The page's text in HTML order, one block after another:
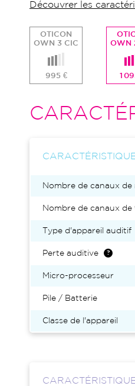
Découvrer les
OTICON
OWN 3 CIC
995 €
OWN
1
Nombre de canaux de
Nombre de canaux
Type d'appareil auditif
Perte auditive
Micro-processeur
Pile / Batterie
Classe de l'appareil